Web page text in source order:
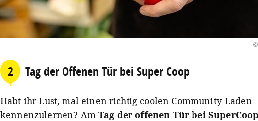
©
2 Tag der Offenen Tür bei Super Coop
Habt ihr Lust, mal einen richtig coolen Community-Laden
kennenzulernen? AmTag der offenen Tür bei